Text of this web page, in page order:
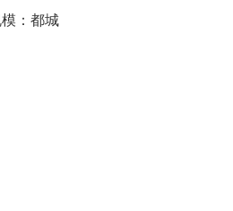
：都城